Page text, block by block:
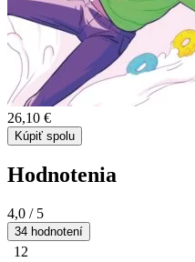
26,10 €
Kúpiť spolu
Hodnotenia
4,0 / 5
34 hodnotení
12